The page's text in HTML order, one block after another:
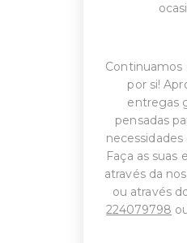
Continuamos
por si!
entregas
pensadas
Faça as suas
através da
ou através
224079798